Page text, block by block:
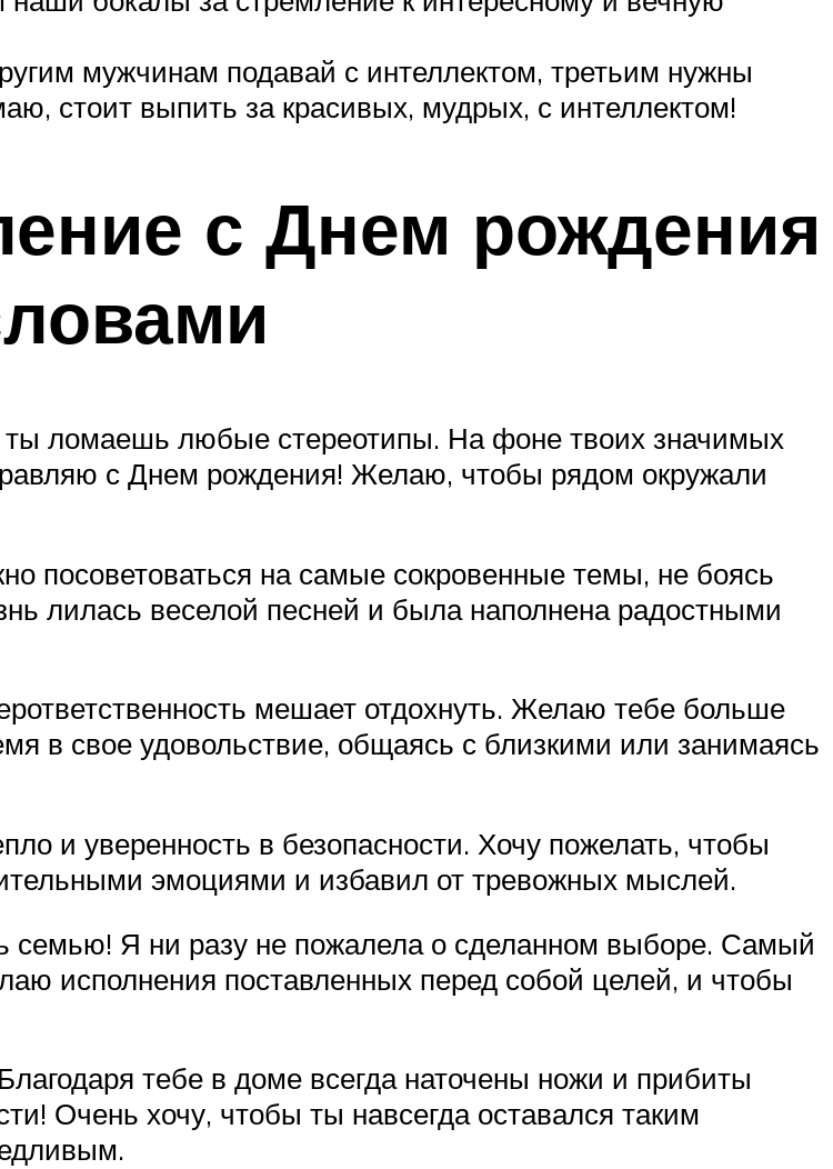
мужчинам подавай с интеллектом, третьим нужны
стоит выпить за красивых, мудрых, с интеллектом!
с Днем рождения
ломаешь любые стереотипы. На фоне твоих значимых
с Днем рождения! Желаю, чтобы рядом окружали
посоветоваться на самые сокровенные темы, не боясь
лилась веселой песней и была наполнена радостными
мешает отдохнуть. Желаю тебе больше
в свое удовольствие, общаясь с близкими или занимаясь
и уверенность в безопасности. Хочу пожелать, чтобы
эмоциями и избавил от тревожных мыслей.
семью! Я ни разу не пожалела о сделанном выборе. Самый
исполнения поставленных перед собой целей, и чтобы
тебе в доме всегда наточены ножи и прибиты
Очень хочу, чтобы ты навсегда оставался таким